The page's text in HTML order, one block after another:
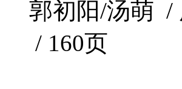
郭初阳/汤萌 /
/ 160页